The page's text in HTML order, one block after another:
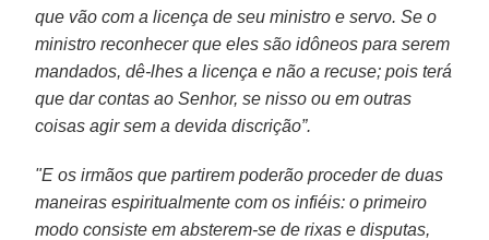
que vão com a licença de seu ministro e servo. Se o
ministro reconhecer que eles são idôneos para serem
mandados, dê-lhes a licença e não a recuse; pois terá
que dar contas ao Senhor, se nisso ou em outras
coisas agir sem a devida discrição”.
"E os irmãos que partirem poderão proceder de duas
maneiras espiritualmente com os infiéis: o primeiro
modo consiste em absterem-se de rixas e disputas,